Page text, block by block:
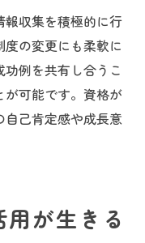
報収集を積極的に行
の変更にも柔軟に
例を共有し合うこ
が可能です。資格が
己肯定感や成長意
が生きる